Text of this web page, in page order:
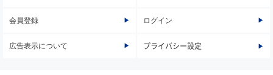
会員登録 ログイン
広告表示について プライバシー設定